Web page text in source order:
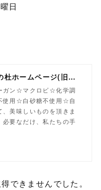
日
【公式】めぐみの杜ホームページ(旧自然食工房）
ガン☆マクロビ☆化学調
使用☆白砂糖不使用☆自
美味しいものを頂きま
要なだけ、私たちの手
できませんでした。